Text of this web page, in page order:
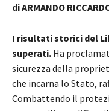
di ARMANDO
I risultati storici del
superati. Ha
sicurezza della
che incarna lo Stato,
Combattendo il